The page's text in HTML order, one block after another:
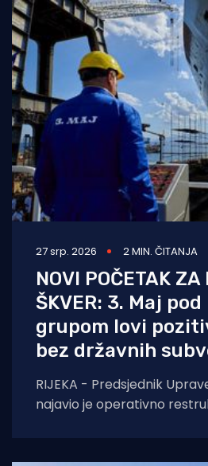
27 srp. 2026 2 MIN. ČITANJA
NOVI POČETAK ZA
ŠKVER: 3. Maj
grupom lovi
bez državnih
RIJEKA - Predsjednik
najavio je operativno